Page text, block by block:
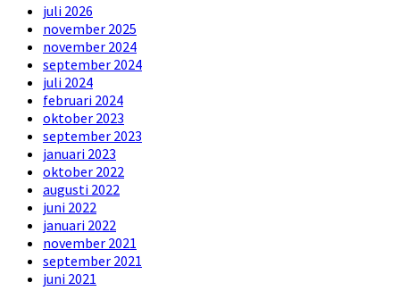
juli 2026
november 2025
november 2024
september 2024
juli 2024
februari 2024
oktober 2023
september 2023
januari 2023
oktober 2022
augusti 2022
juni 2022
januari 2022
november 2021
september 2021
juni 2021